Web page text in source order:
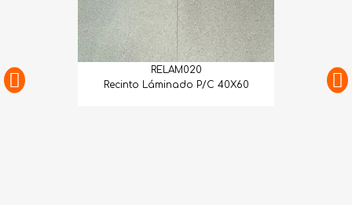
RELAM020
Recinto Láminado P/C 40X60